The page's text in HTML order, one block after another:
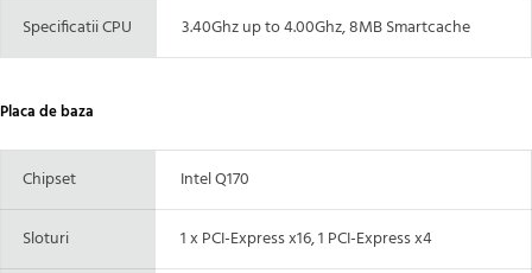
Specificatii CPU 3.40Ghz up to 4.00Ghz, 8MB Smartcache
Placa de baza
Chipset Intel Q170
Sloturi 1 x PCI-Express x16, 1 PCI-Express x4